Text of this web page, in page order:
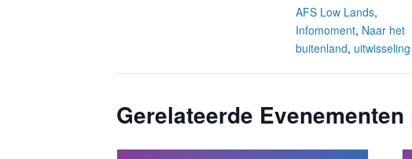
AFS Low Lands,
Infomoment, Naar het
buitenland, uitwisseling
Gerelateerde Evenementen